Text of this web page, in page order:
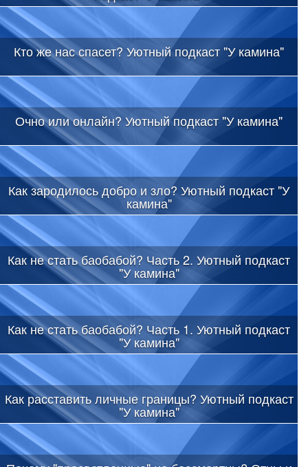
Кто же нас спасет? Уютный подкаст "У камина"
Очно или онлайн? Уютный подкаст "У камина"
Как зародилось добро и зло? Уютный подкаст "У
камина"
Как не стать баобабой? Часть 2. Уютный подкаст
"У камина"
Как не стать баобабой? Часть 1. Уютный подкаст
"У камина"
Как расставить личные границы? Уютный подкаст
"У камина"